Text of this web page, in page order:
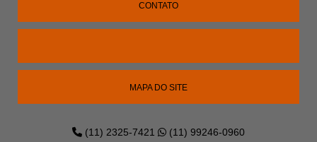
FORNO DE PIZZA CARVÃO
CONTATO
MAPA DO SITE
(11) 2325-7421 (11) 99246-0960